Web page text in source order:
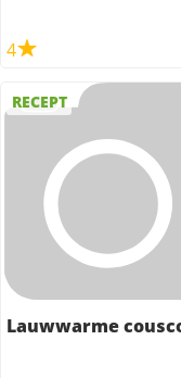
4
RECEPT
Lauwwarme